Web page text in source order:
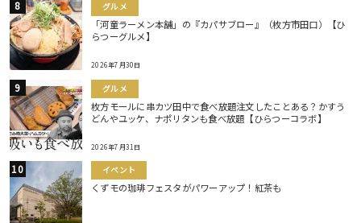
グルメ
「河童ラーメン本舗」の『カパサブロー』（枚方市田口）【ひ
らつーグルメ】
2026年7月30日
グルメ
枚方モールに串カツ田中で食べ放題注文したことある？かすう
どんやユッケ、ナポリタンも食べ放題【ひらつーコラボ】
2026年7月31日
イベント
くずモの珈琲フェスタがパワーアップ！紅茶も